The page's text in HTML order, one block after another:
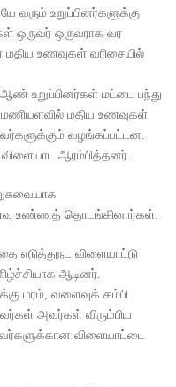
வரும் உறுப்பினர்களுக்கு
ஒருவர் ஒருவராக வர
உணவுகள் வரிசையில்
உறுப்பினர்கள் மட்டை பந்து
மணியளவில் மதிய உணவுகள்
வழங்கப்பட்டன.
விளையாட ஆரம்பித்தனர்.
உண்ணத் தொடங்கினார்கள்.
எடுத்துநட விளையாட்டு
ஆடினர்.
மரம், வளைவுக் கம்பி
அவர்கள் விரும்பிய
விளையாட்டை